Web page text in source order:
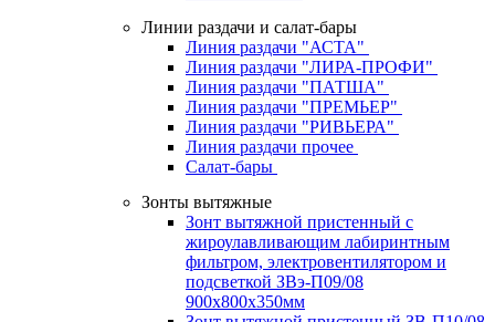
Линии раздачи и салат-бары
Линия раздачи "АСТА"
Линия раздачи "ЛИРА-ПРОФИ"
Линия раздачи "ПАТША"
Линия раздачи "ПРЕМЬЕР"
Линия раздачи "РИВЬЕРА"
Линия раздачи прочее
Салат-бары
Зонты вытяжные
Зонт вытяжной пристенный с
жироулавливающим лабиринтным
фильтром, электровентилятором и
подсветкой ЗВэ-П09/08
900х800х350мм